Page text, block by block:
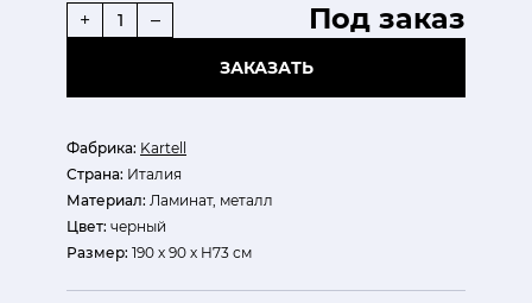
Фабрика: Kartell
Страна: Италия
Материал: Ламинат, металл
Цвет: черный
Размер: 190 х 90 х H73 см
Под заказ
+ –
ЗАКАЗАТЬ